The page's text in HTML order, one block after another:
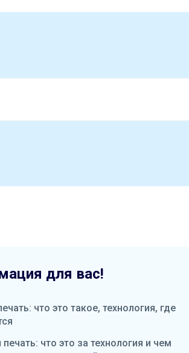
для вас!
что это такое, технология, где
что это за технология и чем